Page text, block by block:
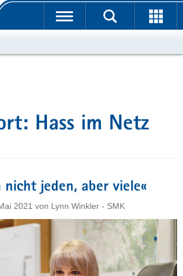
Hass im Netz
nicht jeden, aber viele«
2021 von Lynn Winkler - SMK